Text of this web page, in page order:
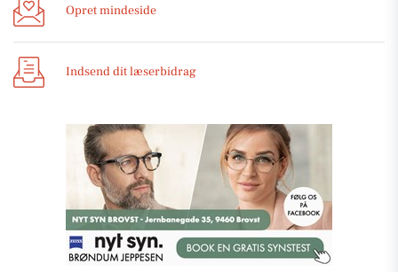
Opret mindeside
Indsend dit læserbidrag